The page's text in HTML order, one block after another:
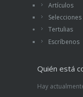
Artículos
Tertulias
Escríbenos
Quién está
Hay